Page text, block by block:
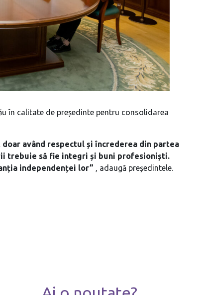
în calitate de președinte pentru consolidarea
având respectul și încrederea din partea
trebuie să fie integri și buni profesioniști.
independenței lor”
, adaugă președintele.